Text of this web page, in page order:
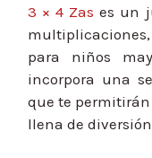
3 × 4 Zases un
para niños
incorpora una
que te
llena de